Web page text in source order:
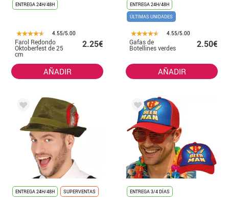
ENTREGA 24H/48H
4.55/5.00
Farol Redondo
Oktoberfest de 25
cm
2.25€
AÑADIR
ENTREGA 24H/48H
ÚLTIMAS UNIDADES
4.55/5.00
Gafas de
Botellines verdes 2.50€
AÑADIR
ENTREGA 24H/48H SUPERVENTAS ENTREGA 3/4 DÍAS